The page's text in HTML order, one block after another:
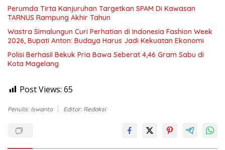
Perumda Tirta Kanjuruhan Targetkan SPAM Di Kawasan
TARNUS Rampung Akhir Tahun
Wastra Simalungun Curi Perhatian di Indonesia Fashion Week
2026, Bupati Anton: Budaya Harus Jadi Kekuatan Ekonomi
Polisi Berhasil Bekuk Pria Bawa Seberat 4,46 Gram Sabu di
Kota Magelang
Post Views: 65
Penulis: Iswanto Editor: Redaksi